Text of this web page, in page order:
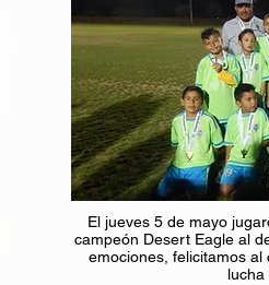
El jueves 5 de mayo
campeón Desert Eagle al
emociones, felicitamos
lucha